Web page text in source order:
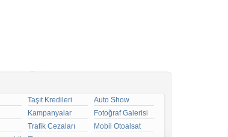
Taşıt Kredileri
Kampanyalar
Trafik Cezaları
Auto Show
Fotoğraf Galerisi
Mobil Otoalsat